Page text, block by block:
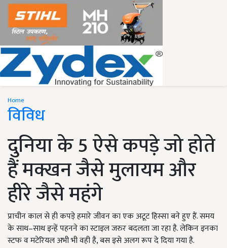
Home
विविध
दुनिया के 5 ऐसे कपड़े जो होते
हैं मक्खन जैसे मुलायम और
हीरे जैसे महंगे
प्राचीन काल से ही कपड़े हमारे जीवन का एक अटूट हिस्सा बने हुए हैं. समय
के साथ–साथ इन्हें पहनने का स्टाइल जरुर बदलता जा रहा है. लेकिन इनका
स्टफ व मटेरियल अभी भी वही है, बस इसे अलग रूप दे दिया गया है.